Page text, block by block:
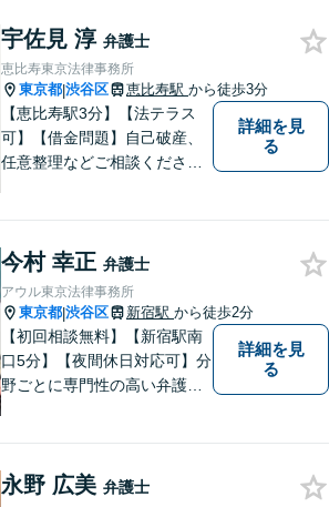
宇佐見 淳 弁護士
恵比寿東京法律事務所
東京都|渋谷区 恵比寿駅 から徒歩3分
【恵比寿駅3分】【法テラス
可】【借金問題】自己破産、
任意整理などご相談ください
料】ご相談者さまに寄り添っ
た解決方法をご提案します！
詳細を見
る
今村 幸正 弁護士
アウル東京法律事務所
東京都|渋谷区 新宿駅 から徒歩2分
【初回相談無料】【新宿駅南
口5分】【夜間休日対応可】分
野ごとに専門性の高い弁護士
詳細を見
る
永野 広美 弁護士